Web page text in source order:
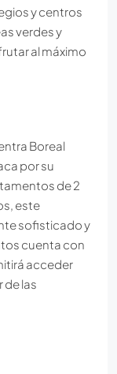
y centros
verdes y
al máximo
Boreal
por su
de 2
este
sofisticado y
cuenta con
acceder
de las